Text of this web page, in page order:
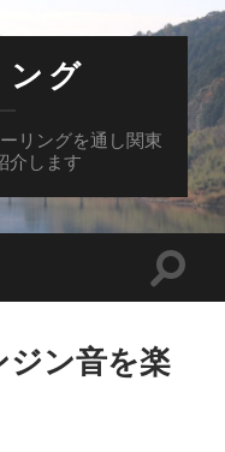
ング
リングを通し関東
介します
検
ー
ル
ジン音を楽